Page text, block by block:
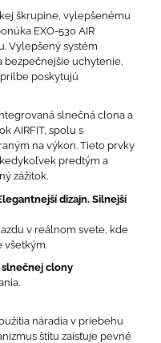
škrupine, vylepšenému
EXO-530 AIR
Vylepšený systém
bezpečnejšie uchytenie,
poskytujú
slnečná clona a
AIRFIT, spolu s
na výkon. Tieto prvky
predtým a
zážitok.
dizajn. Silnejší
v reálnom svete, kde
všetkým.
slnečnej clony
náradia v priebehu
štítu zaisťuje pevné